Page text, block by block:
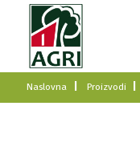
Naslovna Proizvodi